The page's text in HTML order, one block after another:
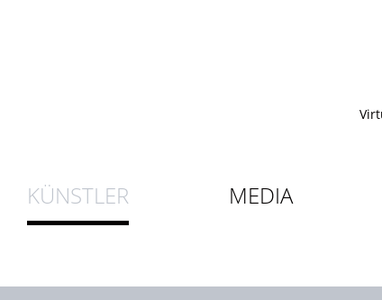
KÜNSTLER MEDIA